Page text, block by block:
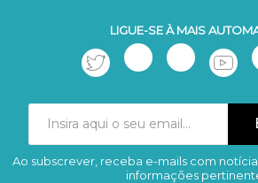
LIGUE-SE À MAIS
Subscrever
Ao subscrever, receba e-mails com
informações